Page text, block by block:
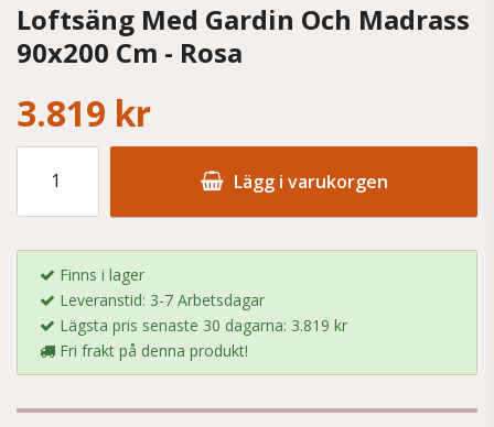
Loftsäng Med Gardin Och Madrass
90x200 Cm - Rosa
3.819 kr
Lägg i varukorgen
Finns i lager
Leveranstid: 3-7 Arbetsdagar
Lägsta pris senaste 30 dagarna: 3.819 kr
Fri frakt på denna produkt!